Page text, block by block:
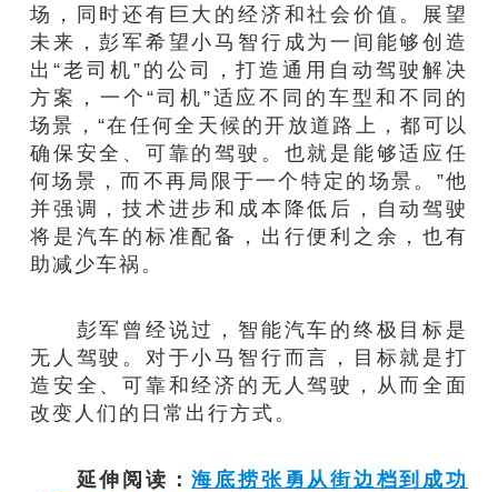
场，同时还有巨大的经济和社会价值。展望
未来，彭军希望小马智行成为一间能够创造
出“老司机”的公司，打造通用自动驾驶解决
方案，一个“司机”适应不同的车型和不同的
场景，“在任何全天候的开放道路上，都可以
确保安全、可靠的驾驶。也就是能够适应任
何场景，而不再局限于一个特定的场景。”他
并强调，技术进步和成本降低后，自动驾驶
将是汽车的标准配备，出行便利之余，也有
助减少车祸。
彭军曾经说过，智能汽车的终极目标是
无人驾驶。对于小马智行而言，目标就是打
造安全、可靠和经济的无人驾驶，从而全面
改变人们的日常出行方式。
延伸阅读：海底捞张勇从街边档到成功